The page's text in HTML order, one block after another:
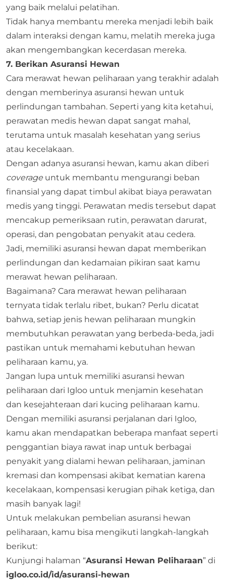
yang baik melalui pelatihan.
Tidak hanya membantu mereka menjadi lebih baik
dalam interaksi dengan kamu, melatih mereka juga
akan mengembangkan kecerdasan mereka.
7. Berikan Asuransi Hewan
Cara merawat hewan peliharaan yang terakhir adalah
dengan memberinya asuransi hewan untuk
perlindungan tambahan. Seperti yang kita ketahui,
perawatan medis hewan dapat sangat mahal,
terutama untuk masalah kesehatan yang serius
atau kecelakaan.
Dengan adanya asuransi hewan, kamu akan diberi
coverage untuk membantu mengurangi beban
finansial yang dapat timbul akibat biaya perawatan
medis yang tinggi. Perawatan medis tersebut dapat
mencakup pemeriksaan rutin, perawatan darurat,
operasi, dan pengobatan penyakit atau cedera.
Jadi, memiliki asuransi hewan dapat memberikan
perlindungan dan kedamaian pikiran saat kamu
merawat hewan peliharaan.
Bagaimana? Cara merawat hewan peliharaan
ternyata tidak terlalu ribet, bukan? Perlu dicatat
bahwa, setiap jenis hewan peliharaan mungkin
membutuhkan perawatan yang berbeda-beda, jadi
pastikan untuk memahami kebutuhan hewan
peliharaan kamu, ya.
Jangan lupa untuk memiliki asuransi hewan
peliharaan dari Igloo untuk menjamin kesehatan
dan kesejahteraan dari kucing peliharaan kamu.
Dengan memiliki asuransi perjalanan dari Igloo,
kamu akan mendapatkan beberapa manfaat seperti
penggantian biaya rawat inap untuk berbagai
penyakit yang dialami hewan peliharaan, jaminan
kremasi dan kompensasi akibat kematian karena
kecelakaan, kompensasi kerugian pihak ketiga, dan
masih banyak lagi!
Untuk melakukan pembelian asuransi hewan
peliharaan, kamu bisa mengikuti langkah-langkah
berikut:
Kunjungi halaman “Asuransi Hewan Peliharaan” di
igloo.co.id/id/asuransi-hewan